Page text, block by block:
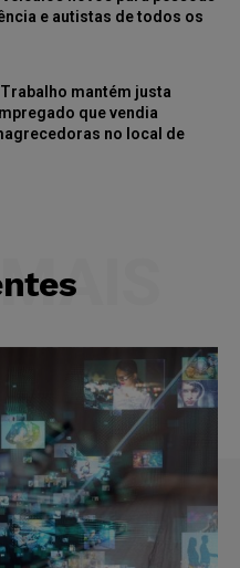
e autistas de todos os
mantém justa
que vendia
no local de